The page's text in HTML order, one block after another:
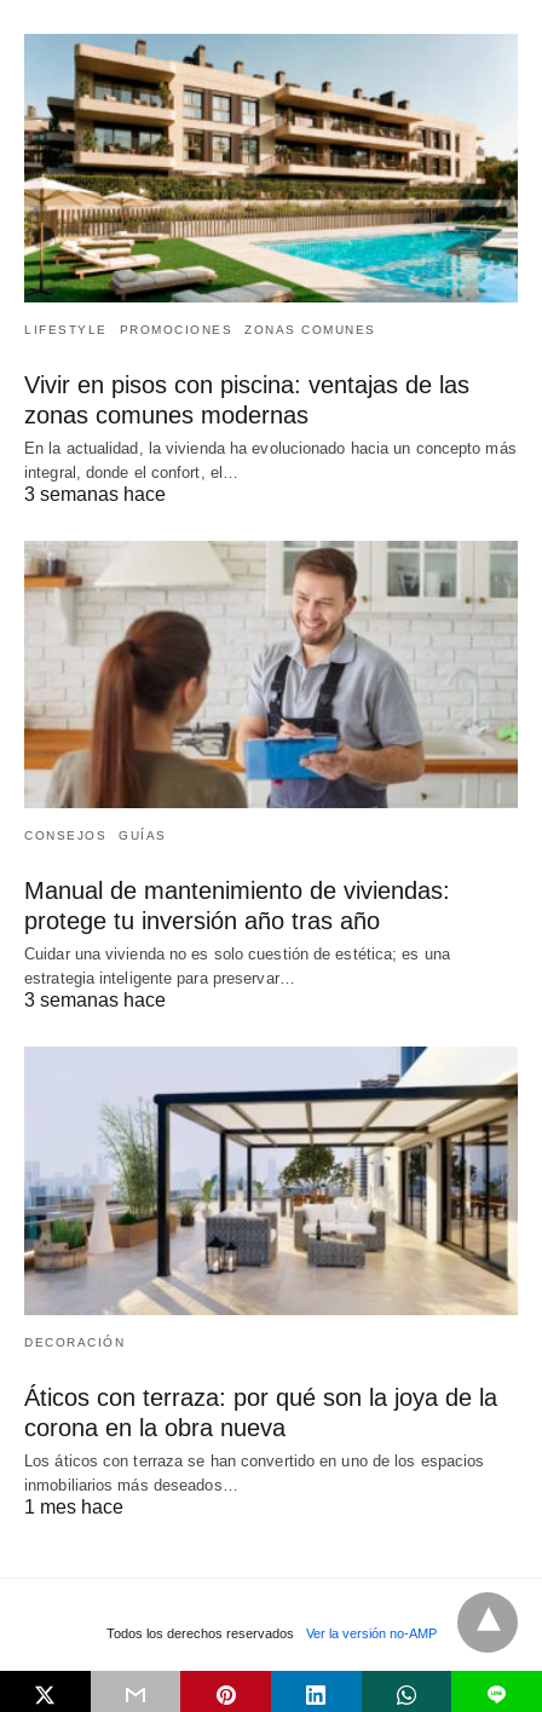
LIFESTYLE PROMOCIONES ZONAS COMUNES
Vivir en pisos con piscina: ventajas de las
zonas comunes modernas
En la actualidad, la vivienda ha evolucionado hacia un concepto más
integral, donde el confort, el…
3 semanas hace
CONSEJOS GUÍAS
Manual de mantenimiento de viviendas:
protege tu inversión año tras año
Cuidar una vivienda no es solo cuestión de estética; es una
estrategia inteligente para preservar…
3 semanas hace
DECORACIÓN
Áticos con terraza: por qué son la joya de la
corona en la obra nueva
Los áticos con terraza se han convertido en uno de los espacios
inmobiliarios más deseados…
1 mes hace
Todos los derechos reservados Ver la versión no-AMP
L